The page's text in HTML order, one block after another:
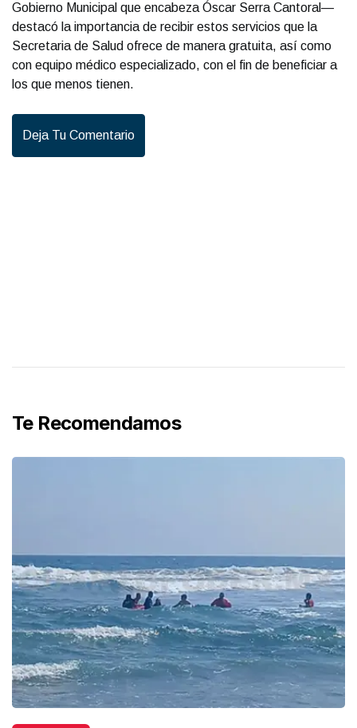
Gobierno Municipal que encabeza Óscar Serra Cantoral—
destacó la importancia de recibir estos servicios que la
Secretaria de Salud ofrece de manera gratuita, así como
con equipo médico especializado, con el fin de beneficiar a
los que menos tienen.
Deja Tu Comentario
Te Recomendamos